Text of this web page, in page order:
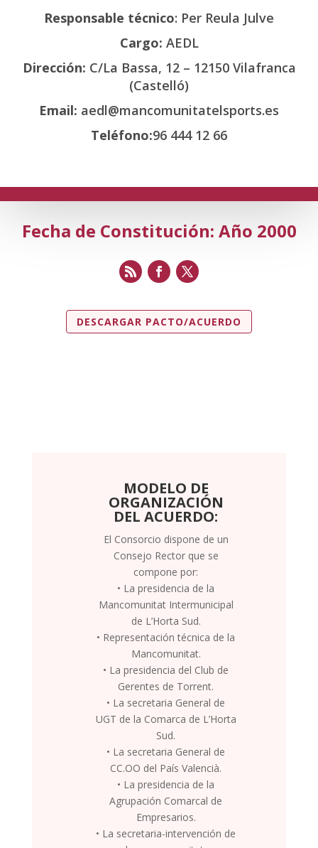
Responsable técnico: Per Reula Julve
Cargo: AEDL
Dirección: C/La Bassa, 12 – 12150 Vilafranca
(Castelló)
Email: aedl@mancomunitatelsports.es
Teléfono:96 444 12 66
Fecha de Constitución: Año 2000
DESCARGAR PACTO/ACUERDO
MODELO DE
ORGANIZACIÓN
DEL ACUERDO:
El Consorcio dispone de un
Consejo Rector que se
compone por:
• La presidencia de la
Mancomunitat Intermunicipal
de L’Horta Sud.
• Representación técnica de la
Mancomunitat.
• La presidencia del Club de
Gerentes de Torrent.
• La secretaria General de
UGT de la Comarca de L’Horta
Sud.
• La secretaria General de
CC.OO del País Valencià.
• La presidencia de la
Agrupación Comarcal de
Empresarios.
• La secretaria-intervención de